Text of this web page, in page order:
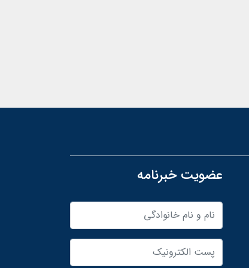
عضویت خبرنامه